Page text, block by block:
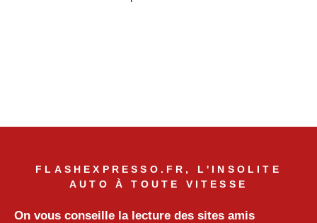
FLASHEXPRESSO.FR, L'INSOLITE
AUTO À TOUTE VITESSE
On vous conseille la lecture des sites amis